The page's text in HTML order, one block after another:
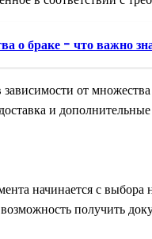
о браке - что важно
от
и
начинается с
получить